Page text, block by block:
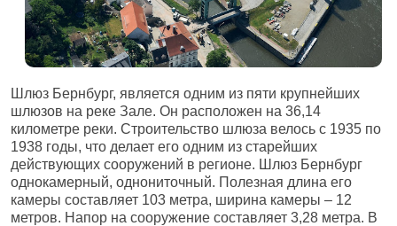
Шлюз Бернбург, является одним из пяти крупнейших
шлюзов на реке Зале. Он расположен на 36,14
километре реки. Строительство шлюза велось с 1935 по
1938 годы, что делает его одним из старейших
действующих сооружений в регионе. Шлюз Бернбург
однокамерный, однониточный. Полезная длина его
камеры составляет 103 метра, ширина камеры – 12
метров. Напор на сооружение составляет 3,28 метра. В